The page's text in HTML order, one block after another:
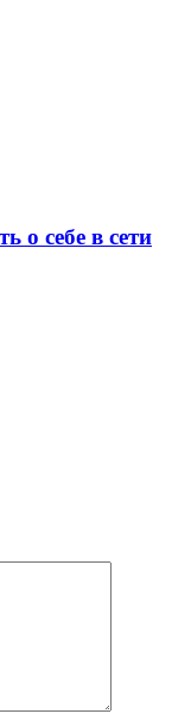
о себе в сети